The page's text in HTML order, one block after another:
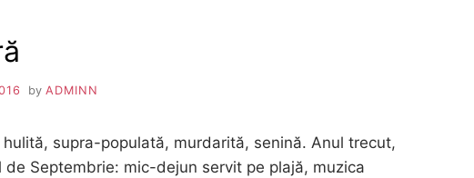
by ADMINN
hulită, supra-populată, murdarită, senină. Anul trecut,
de Septembrie: mic-dejun servit pe plajă, muzica